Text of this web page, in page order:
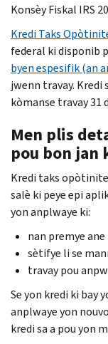
Konsèy Fiskal IRS
Kredi Taks
federal ki disponib
byen espesifik (an
jwenn travay. Kredi
kòmanse travay 31
Men plis
pou bon jan
Kredi taks opòtinite
salè ki peye epi
yon anplwaye ki:
nan premye
sètifye li se
travay pou
Se yon kredi ki bay
anplwaye yon
kredi sa a pou yon